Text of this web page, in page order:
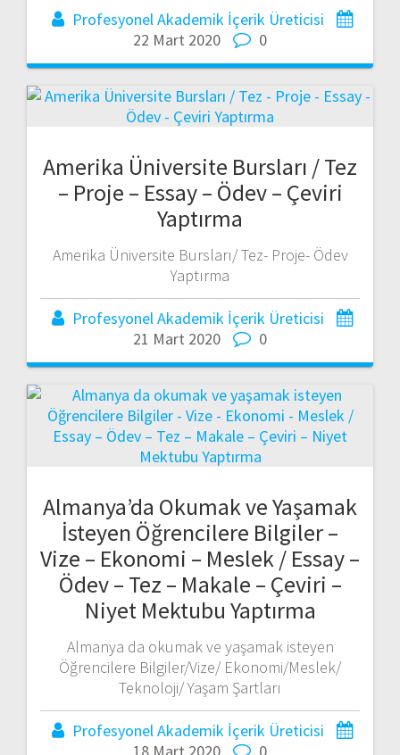
Profesyonel Akademik İçerik Üreticisi
22 Mart 2020
0
Amerika Üniversite Bursları / Tez
– Proje – Essay – Ödev – Çeviri
Yaptırma
Amerika Üniversite Bursları/ Tez- Proje- Ödev
Yaptırma
Profesyonel Akademik İçerik Üreticisi
21 Mart 2020
0
Almanya’da Okumak ve Yaşamak
İsteyen Öğrencilere Bilgiler –
Vize – Ekonomi – Meslek / Essay –
Ödev – Tez – Makale – Çeviri –
Niyet Mektubu Yaptırma
Almanya da okumak ve yaşamak isteyen
Öğrencilere Bilgiler/Vize/ Ekonomi/Meslek/
Teknoloji/ Yaşam Şartları
Profesyonel Akademik İçerik Üreticisi